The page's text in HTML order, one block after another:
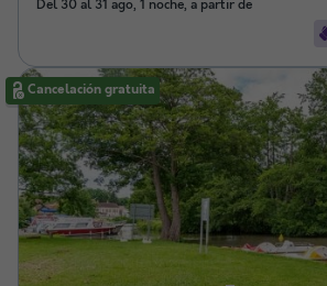
Del 30 al 31 ago, 1 noche, a partir de
Cancelación gratuita